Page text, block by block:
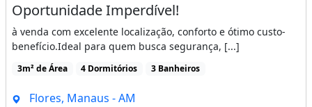
Oportunidade Imperdível!
à venda com excelente localização, conforto e ótimo custo-
benefício.Ideal para quem busca segurança, [...]
3m² de Área 4 Dormitórios 3 Banheiros
Flores, Manaus - AM